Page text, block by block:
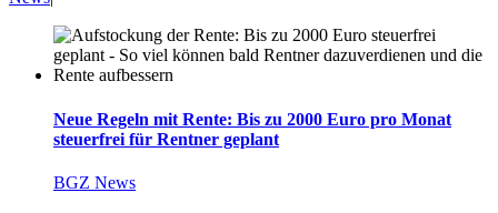
Neue Regeln mit Rente: Bis zu 2000 Euro pro Monat
steuerfrei für Rentner geplant
BGZ News